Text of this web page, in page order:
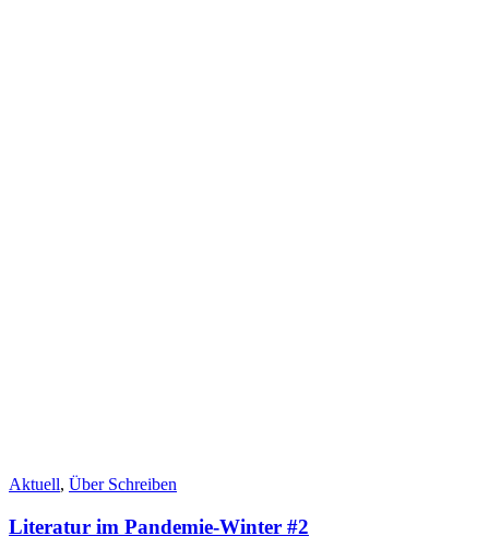
Aktuell, Über Schreiben
Literatur im Pandemie-Winter #2